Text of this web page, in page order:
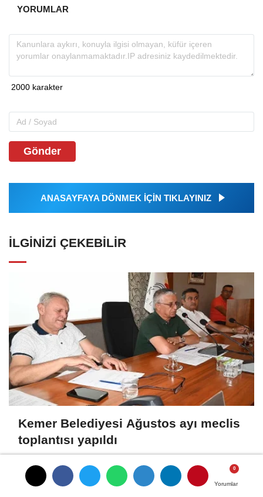
Yorumlar
Yorumlar
YORUMLAR
Gönder
ANASAYFAYA DÖNMEK İÇİN TIKLAYINIZ
İLGINIZI ÇEKEBILIR
Kemer Belediyesi Ağustos ayı meclis
toplantısı yapıldı